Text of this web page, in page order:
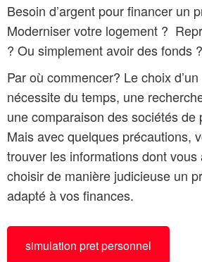
Besoin d’argent pour financer un
Moderniser votre logement ?
? Ou simplement avoir des fonds ?
Par où commencer? Le choix
nécessite du temps, une
une comparaison des sociétés de
Mais avec quelques précautions,
trouver les informations dont
choisir de manière judicieuse un
adapté à vos finances.
simulation pret personnel